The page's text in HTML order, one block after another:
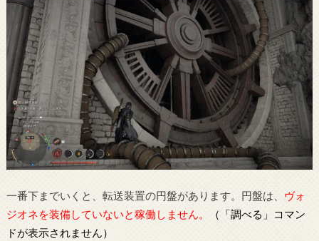
一番下までいくと、転送装置の円盤があります。円盤は、 ヴォ
ジオネを装備していないと稼働しません。
（「調べる」コマン
ドが表示されません）